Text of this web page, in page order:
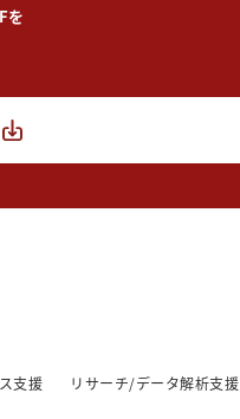
を
支援 リサーチ/データ解析支援